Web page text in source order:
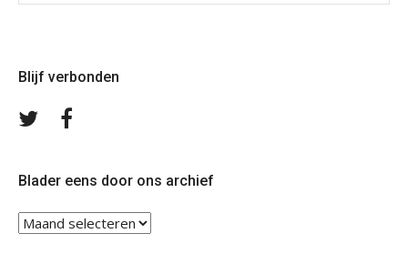
Blijf verbonden
Volg
Blader eens door ons archief
Blader
eens